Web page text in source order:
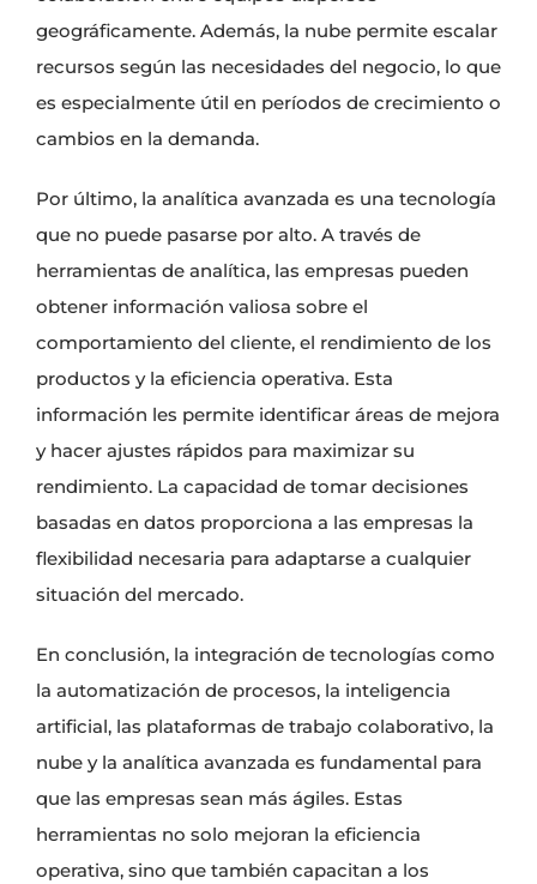
geográficamente. Además, la nube permite escalar
recursos según las necesidades del negocio, lo que
es especialmente útil en períodos de crecimiento o
cambios en la demanda.
Por último, la analítica avanzada es una tecnología
que no puede pasarse por alto. A través de
herramientas de analítica, las empresas pueden
obtener información valiosa sobre el
comportamiento del cliente, el rendimiento de los
productos y la eficiencia operativa. Esta
información les permite identificar áreas de mejora
y hacer ajustes rápidos para maximizar su
rendimiento. La capacidad de tomar decisiones
basadas en datos proporciona a las empresas la
flexibilidad necesaria para adaptarse a cualquier
situación del mercado.
En conclusión, la integración de tecnologías como
la automatización de procesos, la inteligencia
artificial, las plataformas de trabajo colaborativo, la
nube y la analítica avanzada es fundamental para
que las empresas sean más ágiles. Estas
herramientas no solo mejoran la eficiencia
operativa, sino que también capacitan a los